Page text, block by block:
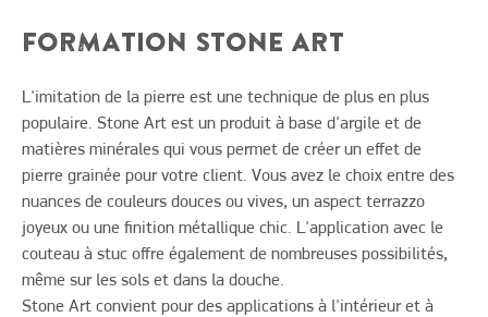
FORMATION STONE ART
L'imitation de la pierre est une technique de plus en plus
populaire. Stone Art est un produit à base d'argile et de
matières minérales qui vous permet de créer un effet de
pierre grainée pour votre client. Vous avez le choix entre des
nuances de couleurs douces ou vives, un aspect terrazzo
joyeux ou une finition métallique chic. L'application avec le
couteau à stuc offre également de nombreuses possibilités,
même sur les sols et dans la douche.
Stone Art convient pour des applications à l'intérieur et à